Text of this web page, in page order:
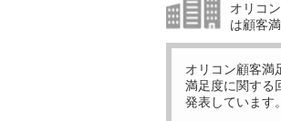
オリコ
は顧客
オリコン顧客満
満足度に関する
発表しています。